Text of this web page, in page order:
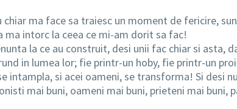
chiar ma face sa traiesc un moment de fericire,
ma intorc la ceea ce mi-am dorit sa fac!
la ce au construit, desi unii fac chiar si asta,
in lumea lor; fie printr-un hoby, fie printr-un
intampla, si acei oameni, se transforma! Si desi
mai buni, oameni mai buni, prieteni mai buni,